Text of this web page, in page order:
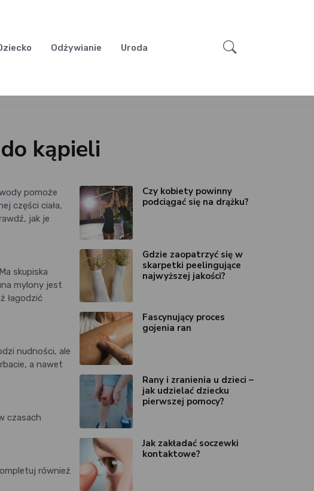
Odżywianie Uroda
kąpieli
pomoże
części ciała,
jak je
skupiska
mylony jest
łagodzić
nudności, ale
a nawet
czasach
również
Czy kobiety powinny
podciągać się na drążku?
Gdzie zaopatrzyć się w
skarpetki peelingujące
najwyższej jakości?
Fascynujący proces
gojenia ran
Rany i zranienia u dzieci –
jak udzielać dziecku
pierwszej pomocy?
Jak zakładać soczewki
kontaktowe?